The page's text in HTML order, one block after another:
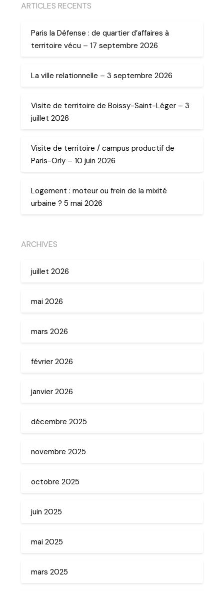
ARTICLES RECENTS
Paris la Défense : de quartier d’affaires à
territoire vécu – 17 septembre 2026
La ville relationnelle – 3 septembre 2026
Visite de territoire de Boissy-Saint-Léger – 3
juillet 2026
Visite de territoire / campus productif de
Paris-Orly – 10 juin 2026
Logement : moteur ou frein de la mixité
urbaine ? 5 mai 2026
ARCHIVES
juillet 2026
mai 2026
mars 2026
février 2026
janvier 2026
décembre 2025
novembre 2025
octobre 2025
juin 2025
mai 2025
mars 2025